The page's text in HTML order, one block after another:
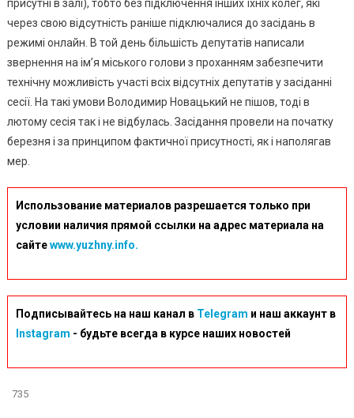
присутні в залі), тобто без підключення інших їхніх колег, які
через свою відсутність раніше підключалися до засідань в
режимі онлайн. В той день більшість депутатів написали
звернення на ім’я міського голови з проханням забезпечити
технічну можливість участі всіх відсутніх депутатів у засіданні
сесії. На такі умови Володимир Новацький не пішов, тоді в
лютому сесія так і не відбулась. Засідання провели на початку
березня і за принципом фактичної присутності, як і наполягав
мер.
Использование материалов разрешается только при
условии наличия прямой ссылки на адрес материала на
сайтеwww.yuzhny.info.
Подписывайтесь на наш канал в Telegram и наш аккаунт в
Instagram - будьте всегда в курсе наших новостей
735